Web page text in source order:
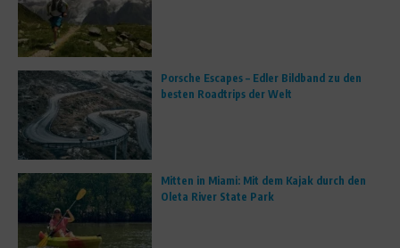
Porsche Escapes – Edler Bildband zu den
besten Roadtrips der Welt
Mitten in Miami: Mit dem Kajak durch den
Oleta River State Park